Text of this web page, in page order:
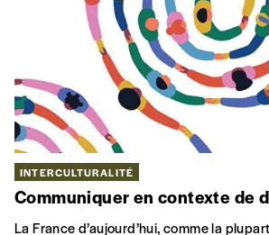
INTERCULTURALITÉ
Communiquer en contexte de
La France d’aujourd’hui, comme la